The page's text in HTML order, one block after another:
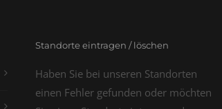
Standorte eintragen / löschen
Haben Sie bei unseren Standorten
einen Fehler gefunden oder möchten